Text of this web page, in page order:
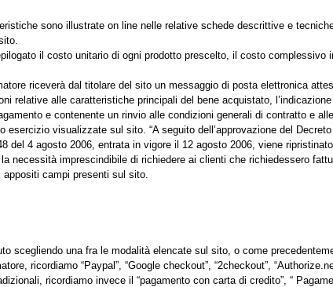
sono illustrate on line nelle relative schede descrittive e
il costo unitario di ogni prodotto prescelto, il costo
riceverà dal titolare del sito un messaggio di posta elettronica
relative alle caratteristiche principali del bene acquistato,
e contenente un rinvio alle condizioni generali di contratto e
visualizzate sul sito. “A seguito dell’approvazione del
del 4 agosto 2006, entrata in vigore il 12 agosto 2006, viene
necessità imprescindibile di richiedere ai clienti che richiedessero
appositi campi presenti sul sito.
scegliendo una fra le modalità elencate sul sito, o come
ricordiamo “Paypal”, “Google checkout”, “2checkout”,
ricordiamo invece il “pagamento con carta di credito”, “